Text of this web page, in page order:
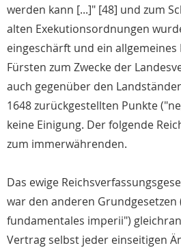
werden kann [...]" [48] und zum
alten Exekutionsordnungen
eingeschärft und ein
Fürsten zum Zwecke der
auch gegenüber den
1648 zurückgestellten Punkte
keine Einigung. Der folgende
zum immerwährenden.
Das ewige
war den anderen
fundamentales imperii")
Vertrag selbst jeder einseitigen